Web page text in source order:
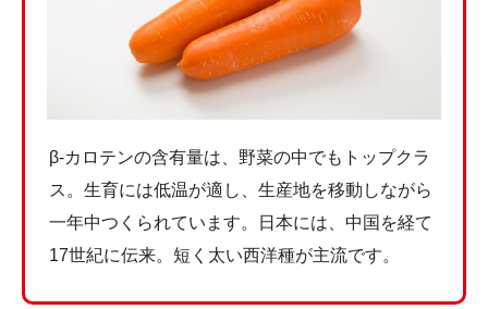
β-カロテンの含有量は、野菜の中でもトップクラ
ス。生育には低温が適し、生産地を移動しながら
一年中つくられています。日本には、中国を経て
17世紀に伝来。短く太い西洋種が主流です。